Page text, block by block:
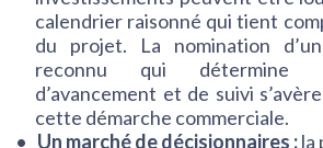
calendrier raisonné qui tient
du projet. La nomination
reconnu qui détermine
d’avancement et de suivi
cette démarche commerciale.
Un marché de décisionnaires :la